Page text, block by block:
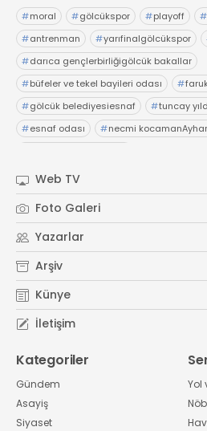
#moral #gölcükspor #playoff #
#antrenman #yarıfinalgölcükspor
#darıca gençlerbirliğigölcük bakallar
#büfeler ve tekel bayileri odası #
#gölcük belediyesiesnaf #tuncay
#esnaf odası #necmi
Web TV
Foto Galeri
Yazarlar
Arşiv
Künye
İletişim
Kategoriler
Gündem
Asayiş
Siyaset
Yol